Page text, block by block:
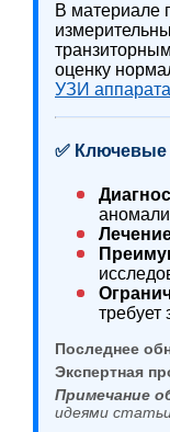
В материале
оценку
УЗИ
✅ Ключевые
Последнее
Экспертная
Примечание
идеями